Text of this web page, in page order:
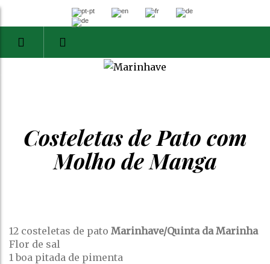
Costeletas de Pato com
Molho de Manga
12 costeletas de pato Marinhave/Quinta da Marinha
Flor de sal
1 boa pitada de pimenta